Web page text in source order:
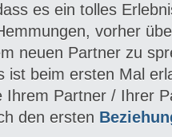
es ein tolles
vorher
neuen Partner zu
ist beim ersten Mal
Ihrem Partner / Ihrer
den ersten